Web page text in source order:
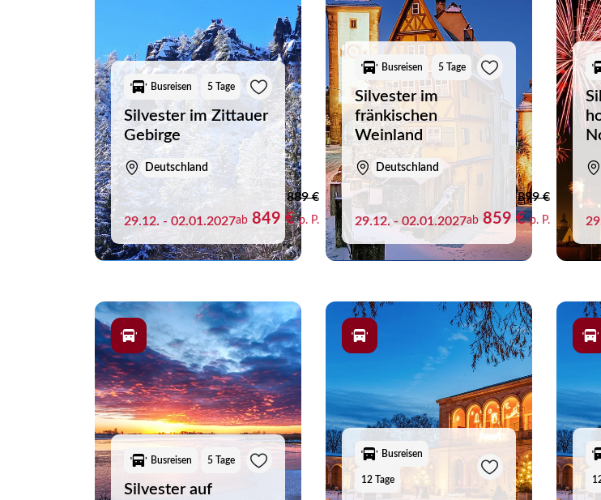
Merkliste
Sie haben noch keine Reisen auf der Merkliste
Busreisen 5 Tage
Silvester im Zittauer
Gebirge
Deutschland
29.12. - 02.01.2027
889 €
ab 849 €p. P.
Busreisen 5 Tage
Silvester im
fränkischen
Weinland
Deutschland
29.12. - 02.01.2027
899 €
ab 859 €p. P.
Busreisen 5 Tage
Silvester auf
Busreisen
12 Tage